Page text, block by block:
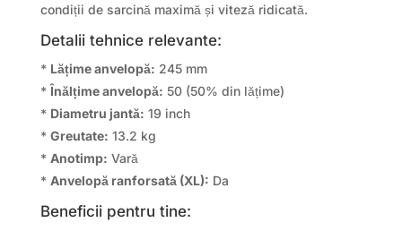
condiții de sarcină maximă și viteză ridicată.
Detalii tehnice relevante:
* Lățime anvelopă: 245 mm
*Înălțime anvelopă: 50 (50% din lățime)
* Diametru jantă: 19 inch
* Greutate: 13.2 kg
* Anotimp: Vară
* Anvelopă ranforsată (XL): Da
Beneficii pentru tine: